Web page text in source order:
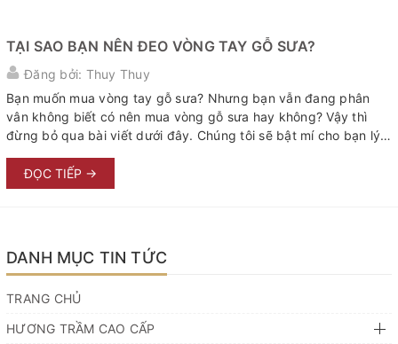
TẠI SAO BẠN NÊN ĐEO VÒNG TAY GỖ SƯA?
Đăng bởi: Thuy Thuy
Bạn muốn mua vòng tay gỗ sưa? Nhưng bạn vẫn đang phân
vân không biết có nên mua vòng gỗ sưa hay không? Vậy thì
đừng bỏ qua bài viết dưới đây. Chúng tôi sẽ bật mí cho bạn lý
trang sức là một thứ, một vật không thể thiếu được . Tuy nhiên
để có thể mua được 1 chiếc vòng tay thì không phải ai cũng có
ĐỌC TIẾP →
DANH MỤC TIN TỨC
TRANG CHỦ
HƯƠNG TRẦM CAO CẤP